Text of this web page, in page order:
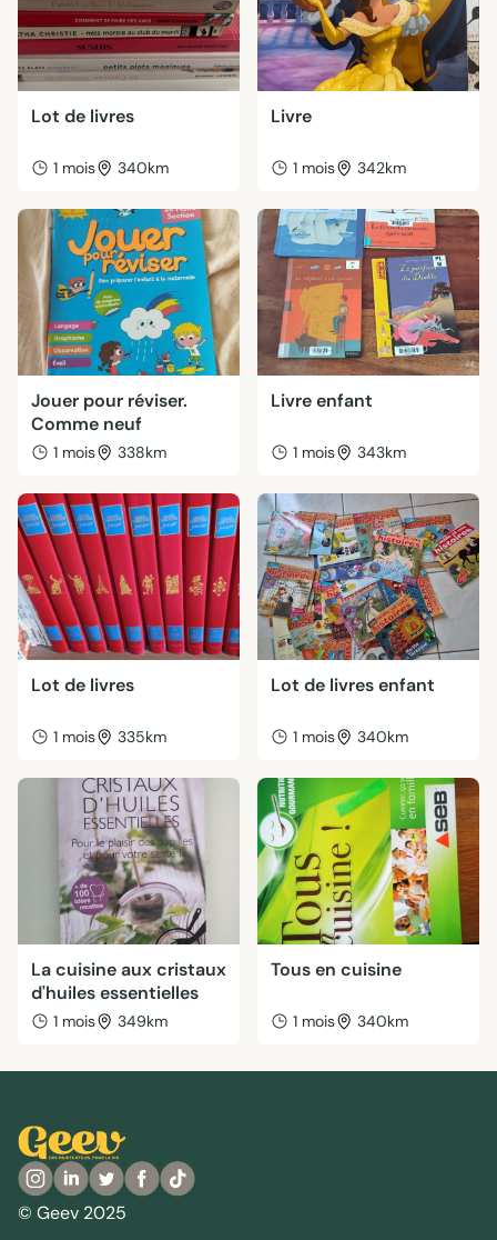
Lot de livres
1 mois 340km
Livre
1 mois 342km
Jouer pour réviser.
Comme neuf
1 mois 338km
Livre enfant
1 mois 343km
Lot de livres
1 mois 335km
Lot de livres enfant
1 mois 340km
La cuisine aux cristaux
d'huiles essentielles
1 mois 349km
Tous en cuisine
1 mois 340km
© Geev 2025